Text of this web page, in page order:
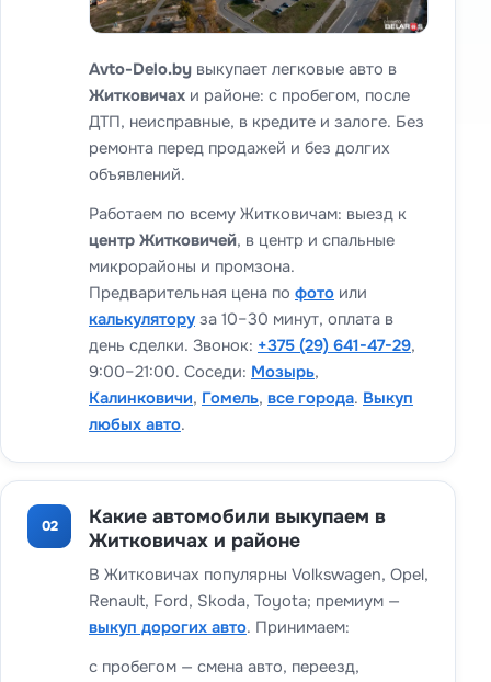
Avto-Delo.by выкупает легковые авто в
Житковичах и районе: с пробегом, после
ДТП, неисправные, в кредите и залоге. Без
ремонта перед продажей и без долгих
объявлений.
Работаем по всему Житковичам: выезд к
центр Житковичей, в центр и спальные
микрорайоны и промзона.
Предварительная цена по фото или
калькулятору за 10–30 минут, оплата в
день сделки. Звонок: +375 (29) 641-47-29,
9:00–21:00. Соседи: Мозырь,
Калинковичи, Гомель, все города. Выкуп
любых авто.
02
Какие автомобили выкупаем в
Житковичах и районе
В Житковичах популярны Volkswagen, Opel,
Renault, Ford, Skoda, Toyota; премиум —
выкуп дорогих авто. Принимаем:
с пробегом — смена авто, переезд,